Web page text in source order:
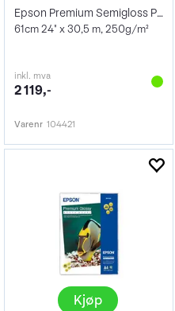
Epson Premium Semigloss Photo Paper 24"
61cm 24" x 30,5 m, 250g/m²
inkl. mva
2 119,-
Varenr 104421
Kjøp